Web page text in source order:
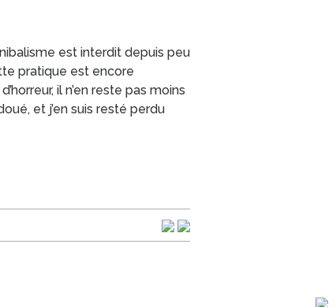
est interdit depuis peu
pratique est encore
il n’en reste pas moins
et j’en suis resté perdu